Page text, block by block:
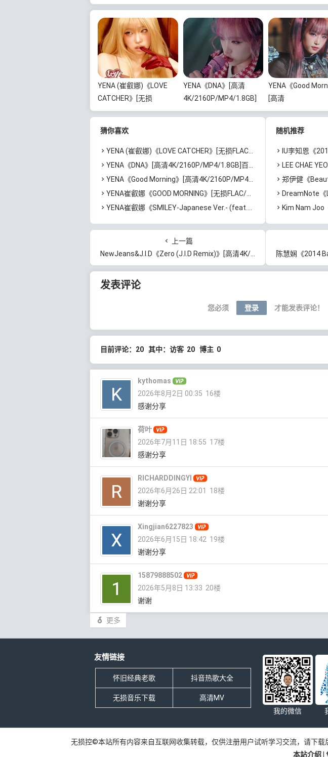
YENA (崔叡娜)《LOVE
CATCHER》[无损
FLAC/MP3/245MB]百度
YENA《DNA》[高清
4K/2160P/MP4/1.8GB]
百度云网盘下载
YENA《Good
[高清
4K/2160P/MP4/
猜你喜欢
YENA (崔叡娜)《LOVE CATCHER》[无损FLAC/MP3/245MB]百度云网盘下载
YENA《DNA》[高清4K/2160P/MP4/1.8GB]百度云网盘下载
YENA《Good Morning》[高清4K/2160P/MP4/2.33GB]百度云网盘下载
YENA崔叡娜《GOOD MORNING》[无损FLAC/MP3/221MB]百度云网盘下载
YENA崔叡娜《SMILEY-Japanese Ver.- (feat.ちゃんみな)》[无损FLAC/MP3/63MB]百度云网盘下载
随机推荐
IU李知恩《2019 IU TOUR
LEE CHAE YEON(李彩演
郑伊健《Beautiful Day
DreamNote《
Kim Nam Joo《BAD
上一篇
NewJeans&J.I.D《Zero (J.I.D Remix)》[高清4K/2160P/MP4/1.49GB]迅雷云网盘下载
陈慧娴《2014 Back to Priscilla
发表评论
您必须 登录 才能发表评论！
目前评论：20 其中：访客 20 博主 0
kythomas
2026年8月2日 00:35 16楼
感谢分享
荷叶
2026年7月11日 18:55 17楼
感谢分享
RICHARDDINGYI
2026年6月26日 22:01
18楼
谢谢分享
Xingjian6227823
2026年6月15日 18:42 19楼
谢谢分享
15879888502
2026年5月8日 13:33 20楼
谢谢
更多
友情链接
怀旧经典老歌 抖音热歌大全
无损音乐下载
高清MV
我的微信
无损控©本站所有内容来自互联网收集转载，仅供注册用户试听学习交流，请下
本站介绍